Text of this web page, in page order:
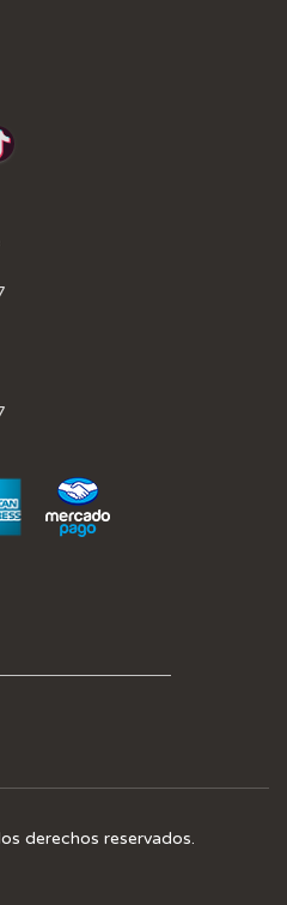
derechos reservados.